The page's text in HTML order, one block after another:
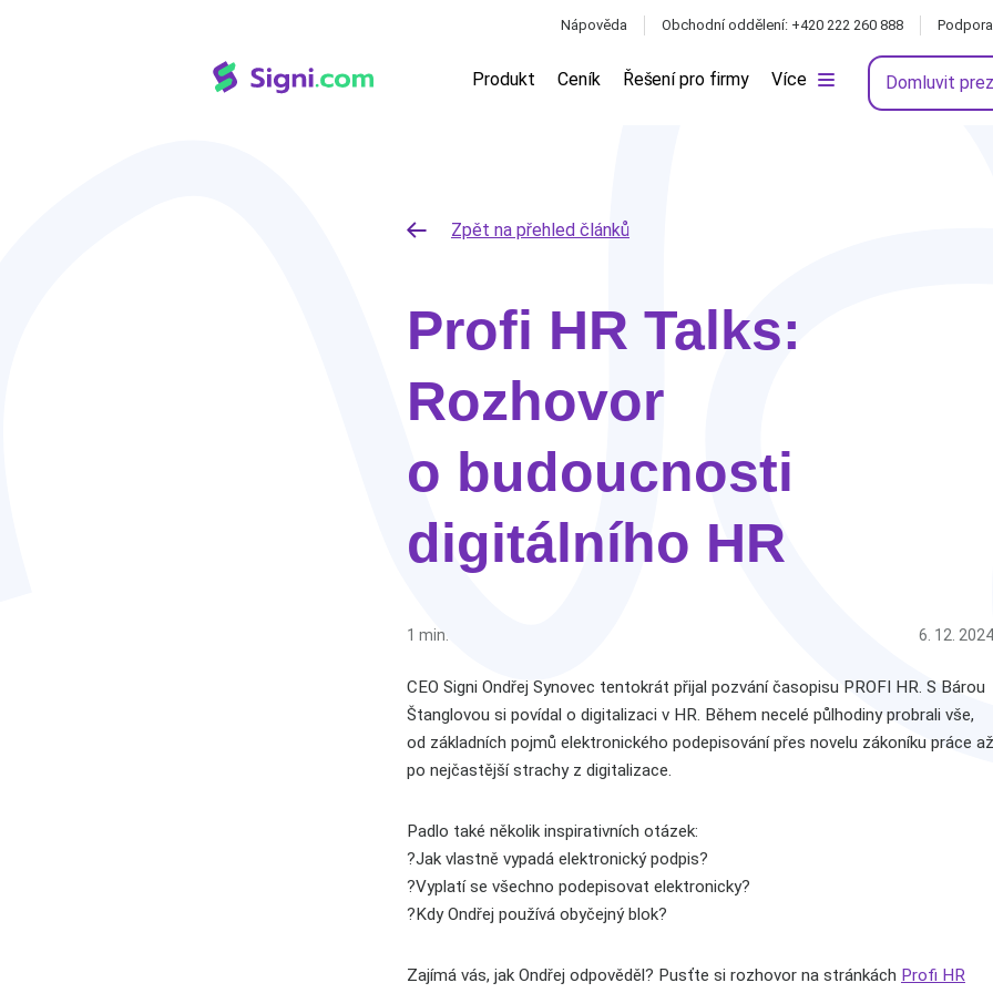
Produkt Ceník Řešení pro firmy Více Domluvit
Nápověda Obchodní oddělení: +420 222 260 888
Zpět na přehled článků
Profi HR Talks:
Rozhovor
o budoucnosti
digitálního HR
1 min. 6. 12. 2024
CEO Signi Ondřej Synovec tentokrát přijal pozvání časopisu PROFI HR. S Bárou
Štanglovou si povídal o digitalizaci v HR. Během necelé půlhodiny probrali vše,
od základních pojmů elektronického podepisování přes novelu zákoníku práce až
po nejčastější strachy z digitalizace.
Padlo také několik inspirativních otázek:
?Jak vlastně vypadá elektronický podpis?
?Vyplatí se všechno podepisovat elektronicky?
?Kdy Ondřej používá obyčejný blok?
Zajímá vás, jak Ondřej odpověděl? Pusťte si rozhovor na stránkách Profi HR